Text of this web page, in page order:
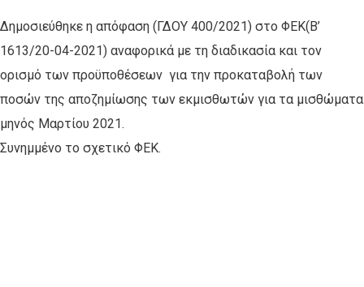
Δημοσιεύθηκε η απόφαση (ΓΔΟΥ 400/2021) στο ΦΕΚ(Β’
1613/20-04-2021) αναφορικά με τη διαδικασία και τον
ορισμό των προϋποθέσεων για την προκαταβολή των
ποσών της αποζημίωσης των εκμισθωτών για τα μισθώματα
μηνός Μαρτίου 2021.
Συνημμένο το σχετικό ΦΕΚ.